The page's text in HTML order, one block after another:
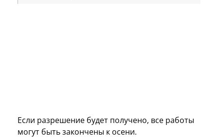
Если разрешение будет получено, все работы
могут быть закончены к осени.